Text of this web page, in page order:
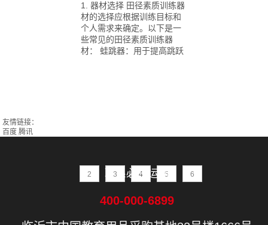
1. 器材选择 田径素质训练器
材的选择应根据训练目标和
个人需求来确定。以下是一
些常见的田径素质训练器
材： 蛙跳器：用于提高跳跃
2 3 4 5 6
友情链接：
百度 腾讯
联系必一运动
400-000-6899